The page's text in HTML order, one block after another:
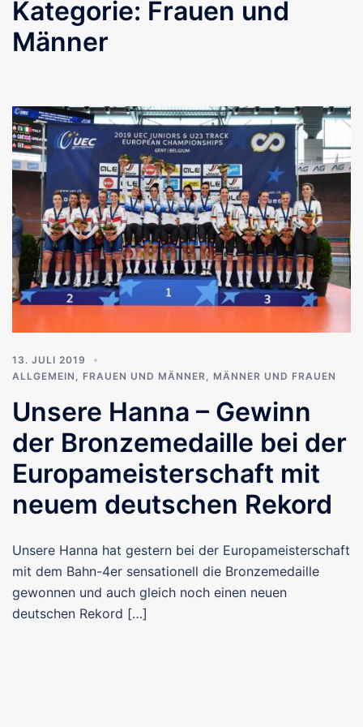
Kategorie: Frauen und
Männer
13. JULI 2019
ALLGEMEIN
FRAUEN UND MÄNNER MÄNNER UND FRAUEN
Unsere Hanna – Gewinn
der Bronzemedaille bei der
Europameisterschaft mit
neuem deutschen Rekord
Unsere Hanna hat gestern bei der Europameisterschaft
mit dem Bahn-4er sensationell die Bronzemedaille
gewonnen und auch gleich noch einen neuen
deutschen Rekord […]